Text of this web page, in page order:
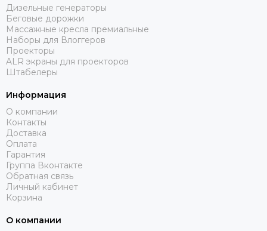
Дизельные генераторы
Беговые дорожки
Массажные кресла премиальные
Наборы для Влоггеров
Проекторы
ALR экраны для проекторов
Штабелеры
Информация
О компании
Контакты
Доставка
Оплата
Гарантия
Группа Вконтакте
Обратная связь
Личный кабинет
Корзина
О компании